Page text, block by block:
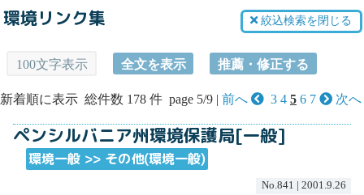
絞込検索を閉じる
環境リンク集
100文字表示 全文を表示 推薦・修正する
新着順に表示 総件数 178 件 page 5/9 | 前へ 3 4 5 6 7 次へ
ペンシルバニア州環境保護局[一般]
環境一般 >> その他(環境一般)
No.841 | 2001.9.26